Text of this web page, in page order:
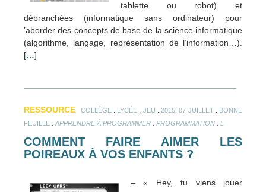
tablette ou robot) et
débranchées (informatique sans ordinateur) pour
’aborder des concepts de base de la science informatique
(algorithme, langage, représentation de l’information…).
[…]
RESSOURCE COLLÈGE. LYCÉE JEU 2015, 07 JUILLET.
BONNE
FEUILLE
APPRENDRE À PROGRAMMER PROGRAMMATION L
COMMENT FAIRE AIMER LES
POIREAUX À VOS ENFANTS ?
– « Hey, tu viens jouer